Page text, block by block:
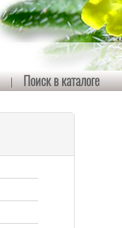
Поиск в каталоге